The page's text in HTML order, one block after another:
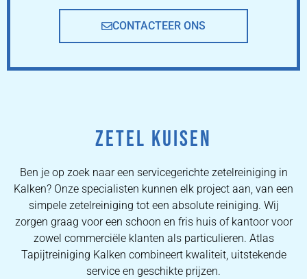
CONTACTEER ONS
ZETEL KUISEN
Ben je op zoek naar een servicegerichte zetelreiniging in
Kalken? Onze specialisten kunnen elk project aan, van een
simpele zetelreiniging tot een absolute reiniging. Wij
zorgen graag voor een schoon en fris huis of kantoor voor
zowel commerciële klanten als particulieren. Atlas
Tapijtreiniging Kalken combineert kwaliteit, uitstekende
service en geschikte prijzen.